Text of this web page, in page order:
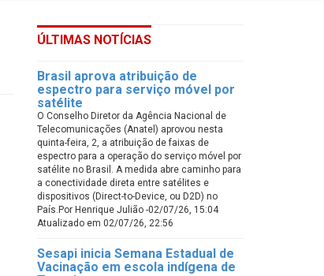
ÚLTIMAS NOTÍCIAS
Brasil aprova atribuição de
espectro para serviço móvel por
satélite
O Conselho Diretor da Agência Nacional de
Telecomunicações (Anatel) aprovou nesta
quinta-feira, 2, a atribuição de faixas de
espectro para a operação do serviço móvel por
satélite no Brasil. A medida abre caminho para
a conectividade direta entre satélites e
dispositivos (Direct-to-Device, ou D2D) no
País.Por Henrique Julião -02/07/26, 15:04
Atualizado em 02/07/26, 22:56
Sesapi inicia Semana Estadual de
Vacinação em escola indígena de